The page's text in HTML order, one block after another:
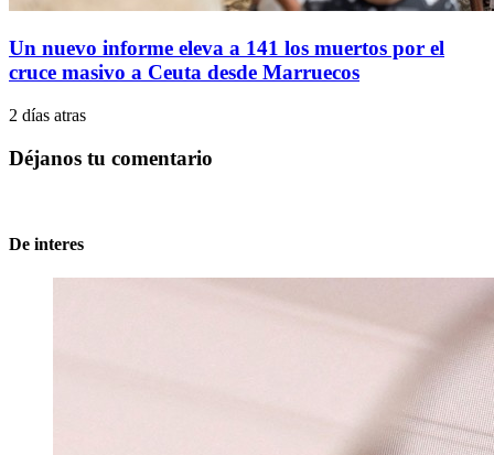
Un nuevo informe eleva a 141 los muertos por el
cruce masivo a Ceuta desde Marruecos
2 días atras
Déjanos tu comentario
De interes